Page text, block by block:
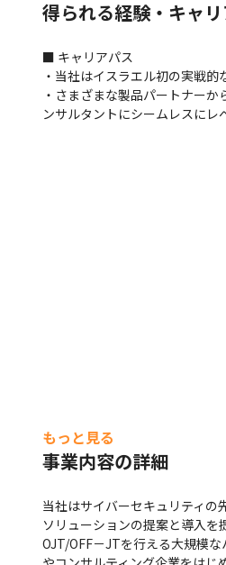
得られる経験・キャ
■ キャリアパス
・当社はイスラエル初の実戦
・さまざまな製品パートナー
ンサルタントにシームレスに
もっと見る
事業内容の詳細
当社はサイバーセキュリティの
ソリューションの提案と導入を
OJT/OFF－JTを行える大規模